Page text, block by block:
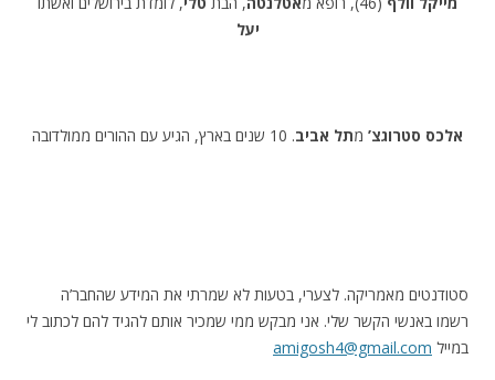
יעל
אלכס סטרוגצ’ מתל אביב. 10 שנים בארץ, הגיע עם ההורים ממולדובה
סטודנטים מאמריקה. לצערי, בטעות לא שמרתי את המידע שהחבר’ה
רשמו באנשי הקשר שלי. אני מבקש ממי שמכיר אותם להגיד להם לכתוב לי
במייל amigosh4@gmail.com